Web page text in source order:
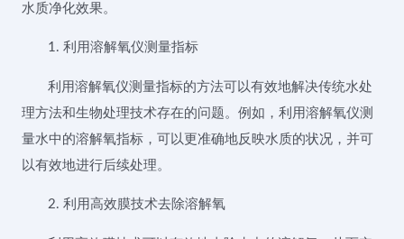
水质净化效果。
1. 利用溶解氧仪测量指标
利用溶解氧仪测量指标的方法可以有效地解决传统水处
理方法和生物处理技术存在的问题。例如，利用溶解氧仪测
量水中的溶解氧指标，可以更准确地反映水质的状况，并可
以有效地进行后续处理。
2. 利用高效膜技术去除溶解氧